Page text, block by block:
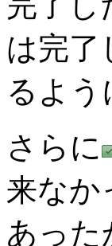
は完了
るよう
さらに
来なか
あった